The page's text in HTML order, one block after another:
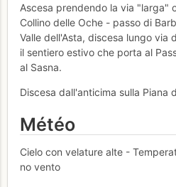
Ascesa prendendo la via "larga"
Collino delle Oche - passo di
Valle dell'Asta, discesa lungo via
il sentiero estivo che porta al
al Sasna.
Discesa dall'anticima sulla Piana
Météo
Cielo con velature alte -
no vento